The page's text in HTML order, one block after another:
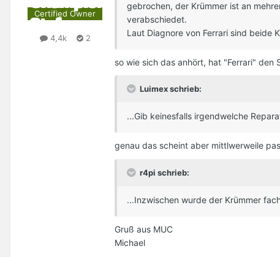
Certified Owner
4,4k 2
gebrochen, der Krümmer ist an
verabschiedet.
Laut Diagnore von Ferrari sind beide
so wie sich das anhört, hat "Ferrari"
Luimex schrieb:
...Gib keinesfalls irgendwelche
genau das scheint aber mittlwerweile
r4pi schrieb:
...Inzwischen wurde der Krümmer
Gruß aus MUC
Michael